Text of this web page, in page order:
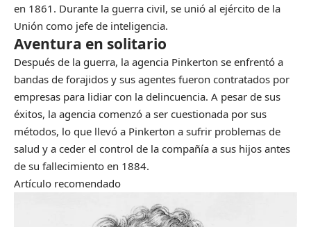
en 1861. Durante la guerra civil, se unió al ejército de la
Unión como jefe de inteligencia.
Aventura en solitario
Después de la guerra, la agencia Pinkerton se enfrentó a
bandas de forajidos y sus agentes fueron contratados por
empresas para lidiar con la delincuencia. A pesar de sus
éxitos, la agencia comenzó a ser cuestionada por sus
métodos, lo que llevó a Pinkerton a sufrir problemas de
salud y a ceder el control de la compañía a sus hijos antes
de su fallecimiento en 1884.
Artículo recomendado